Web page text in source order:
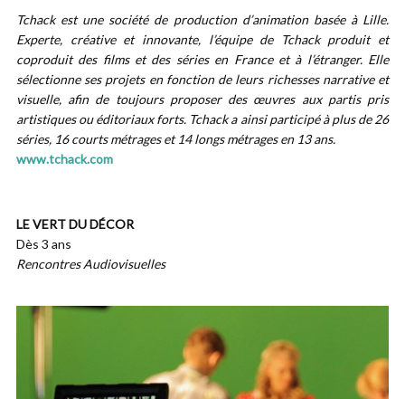
Tchack est une société de production d’animation basée à Lille.
Experte, créative et innovante, l’équipe de Tchack produit et
coproduit des films et des séries en France et à l’étranger. Elle
sélectionne ses projets en fonction de leurs richesses narrative et
visuelle, afin de toujours proposer des œuvres aux partis pris
artistiques ou éditoriaux forts. Tchack a ainsi participé à plus de 26
séries, 16 courts métrages et 14 longs métrages en 13 ans.
www.tchack.com
LE VERT DU DÉCOR
Dès 3 ans
Rencontres Audiovisuelles